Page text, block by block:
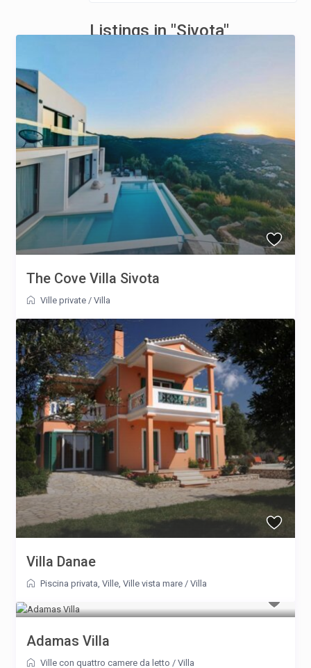
Listings in "Sivota"
The Cove Villa Sivota
Ville private /Villa
Villa Danae
Piscina privata ,Ville ,Ville vista mare /Villa
Adamas Villa
Ville con quattro camere da letto /Villa